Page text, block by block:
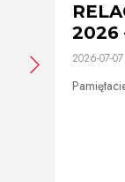
2026
2026-07-07